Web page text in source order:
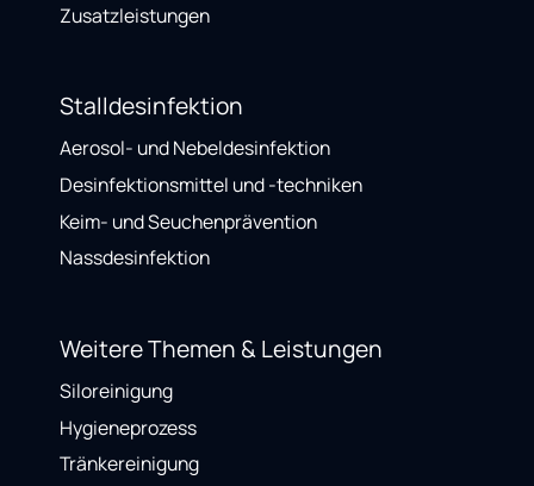
Zusatzleistungen
Stalldesinfektion
Aerosol- und Nebeldesinfektion
Desinfektionsmittel und -techniken
Keim- und Seuchenprävention
Nassdesinfektion
Weitere Themen & Leistungen
Siloreinigung
Hygieneprozess
Tränkereinigung